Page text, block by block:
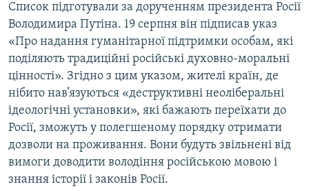
Список підготували за дорученням президента Росії
Володимира Путіна. 19 серпня він підписав указ
«Про надання гуманітарної підтримки особам, які
поділяють традиційні російські духовно-моральні
цінності». Згідно з цим указом, жителі країн, де
нібито нав’язуються «деструктивні неоліберальні
ідеологічні установки», які бажають переїхати до
Росії, зможуть у полегшеному порядку отримати
дозволи на проживання. Вони будуть звільнені від
вимоги доводити володіння російською мовою і
знання історії і законів Росії.